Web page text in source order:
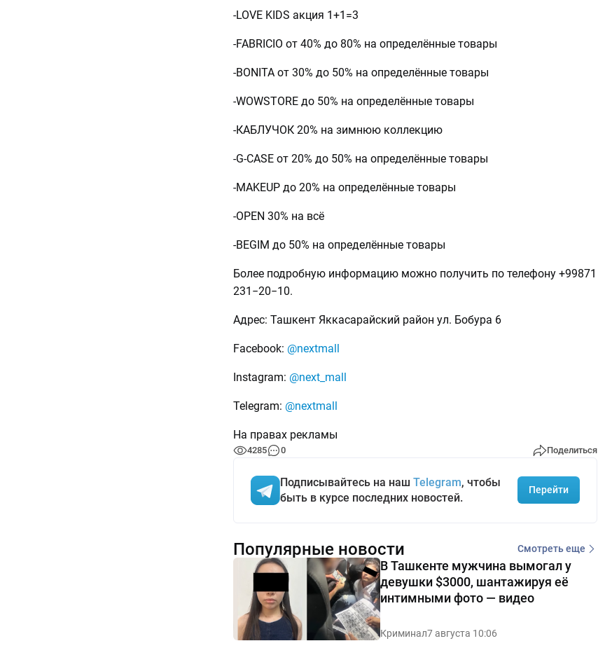
-LOVE KIDS акция 1+1=3
-FABRICIO от 40% до 80% на определённые товары
-BONITA от 30% до 50% на определённые товары
-WOWSTORE до 50% на определённые товары
-КАБЛУЧОК 20% на зимнюю коллекцию
-G-CASE от 20% до 50% на определённые товары
-MAKEUP до 20% на определённые товары
-OPEN 30% на всё
-BEGIM до 50% на определённые товары
Более подробную информацию можно получить по телефону +99871
231−20−10.
Адрес: Ташкент Яккасарайский район ул. Бобура 6
Facebook: @nextmall
Instagram: @next_mall
Telegram: @nextmall
На правах рекламы
4285 0 Поделиться
Подписывайтесь на наш Telegram, чтобы
быть в курсе последних новостей.
Перейти
Популярные новости Смотреть еще
В Ташкенте мужчина вымогал у
девушки $3000, шантажируя её
интимными фото — видео
Криминал7 августа 10:06